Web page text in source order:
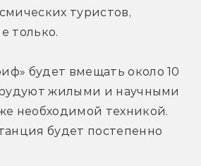
туристов,
только.
будет вмещать около 10
жилыми и научными
необходимой техникой.
будет постепенно